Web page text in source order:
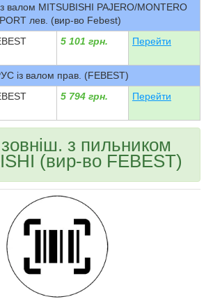
валом MITSUBISHI PAJERO/MONTERO
лев. (вир-во Febest)
5 101 грн. Перейти
із валом прав. (FEBEST)
5 794 грн. Перейти
з пильником
(вир-во FEBEST)